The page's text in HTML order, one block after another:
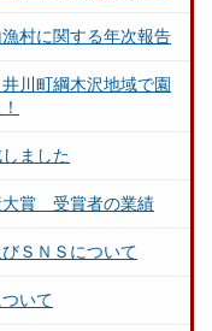
村に関する年次報告
川町綱木沢地域で園
ました
大賞 受賞者の業績
ＳＮＳについて
いて